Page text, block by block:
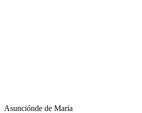
Asunciónde de Maria